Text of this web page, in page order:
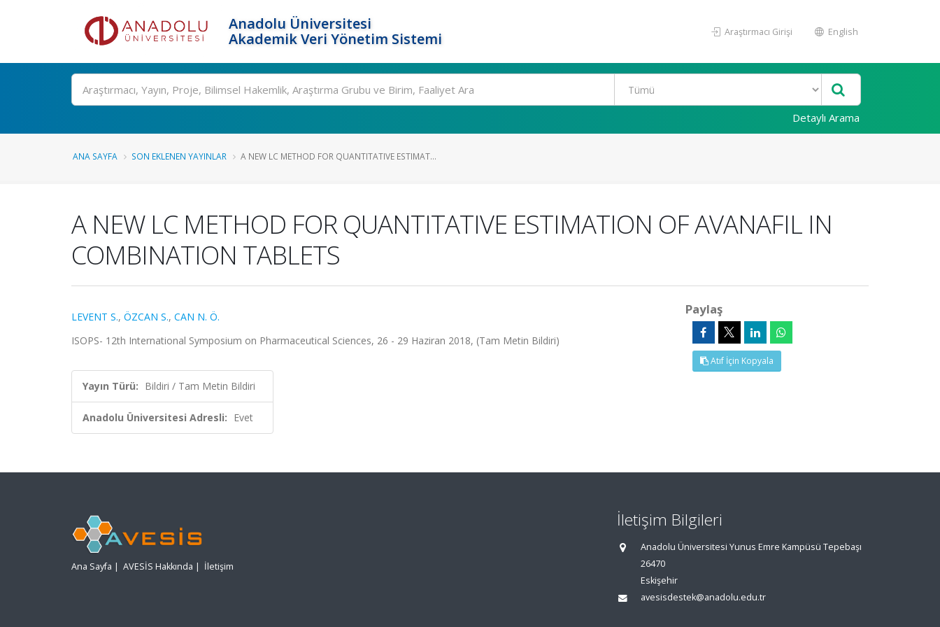
Anadolu Üniversitesi
Akademik Veri Yönetim Sistemi
Araştırmacı Girişi English
Ara
Detaylı Arama
ANA SAYFA SON EKLENEN YAYINLAR A NEW LC METHOD FOR QUANTITATIVE ESTIMAT...
A NEW LC METHOD FOR QUANTITATIVE ESTIMATION OF AVANAFIL IN
COMBINATION TABLETS
LEVENT S., ÖZCAN S., CAN N. Ö.
ISOPS- 12th International Symposium on Pharmaceutical Sciences, 26 - 29 Haziran 2018, (Tam Metin Bildiri)
Yayın Türü: Bildiri / Tam Metin Bildiri
Anadolu Üniversitesi Adresli: Evet
Paylaş
Atıf İçin Kopyala
Ana Sayfa | AVESİS Hakkında | İletişim
İletişim Bilgileri
Anadolu Üniversitesi Yunus Emre Kampüsü Tepebaşı
26470
Eskişehir
avesisdestek@anadolu.edu.tr